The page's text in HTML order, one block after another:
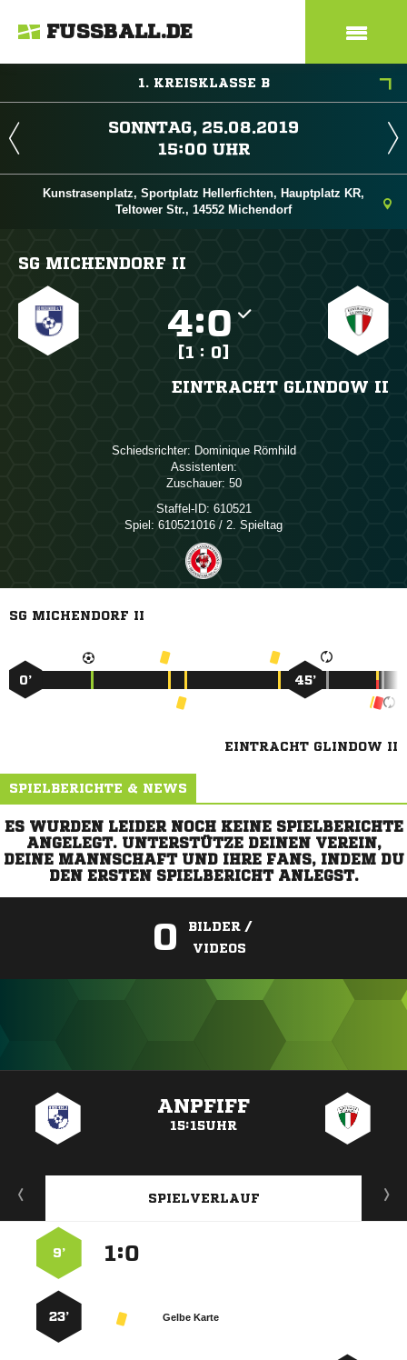
FUSSBALL.DE
1. KREISKLASSE B
 
 
Kunstrasenplatz, Sportplatz Hellerfichten, Hauptplatz KR,
Teltower Str., 14552 Michendorf
SG MICHENDORF II
:
[1 : 0]
EINTRACHT GLINDOW II
Schiedsrichter:  
Assistenten:
Zuschauer: 50
Staffel-ID: 610521
Spiel: 610521016 / 2. Spieltag
SG MICHENDORF II
0’ 45’
EINTRACHT GLINDOW II
SPIELBERICHTE & NEWS
ES WURDEN LEIDER NOCH KEINE SPIELBERICHTE
ANGELEGT. UNTERSTÜTZE DEINEN VEREIN,
DEINE MANNSCHAFT UND IHRE FANS, INDEM DU
DEN ERSTEN SPIELBERICHT ANLEGST.
0
BILDER /
VIDEOS
ANPFIFF
15:15UHR
SPIELVERLAUF
:
9’
Gelbe Karte
23’